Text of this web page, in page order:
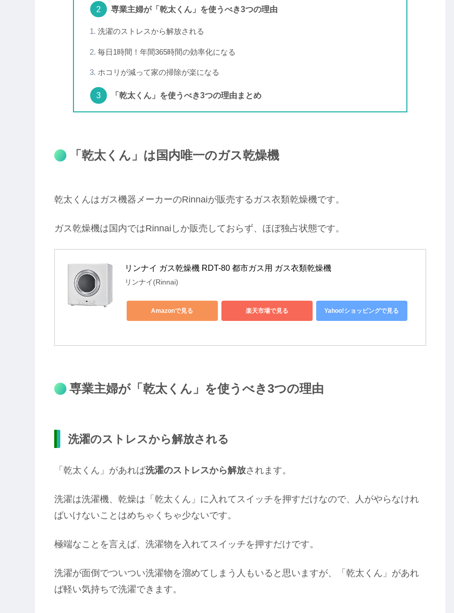
専業主婦が「乾太くん」を使うべき3つの理由
洗濯のストレスから解放される
毎日1時間！年間365時間の効率化になる
ホコリが減って家の掃除が楽になる
「乾太くん」を使うべき3つの理由まとめ
「乾太くん」は国内唯一のガス乾燥機
乾太くんはガス機器メーカーのRinnaiが販売するガス衣類乾燥機です。
ガス乾燥機は国内ではRinnaiしか販売しておらず、ほぼ独占状態です。
リンナイ ガス乾燥機 RDT-80 都市ガス用 ガス衣類乾燥機
リンナイ(Rinnai)
Amazonで見る 楽天市場で見る Yahoo!ショッピングで見る
専業主婦が「乾太くん」を使うべき3つの理由
洗濯のストレスから解放される
「乾太くん」があれば洗濯のストレスから解放されます。
洗濯は洗濯機、乾燥は「乾太くん」に入れてスイッチを押すだけなので、人がやらなけれ
ばいけないことはめちゃくちゃ少ないです。
極端なことを言えば、洗濯物を入れてスイッチを押すだけです。
洗濯が面倒でついつい洗濯物を溜めてしまう人もいると思いますが、「乾太くん」があれ
ば軽い気持ちで洗濯できます。